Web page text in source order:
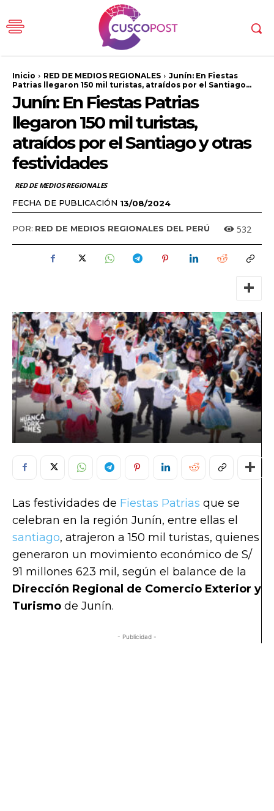
Inicio RED DE MEDIOS REGIONALES
Junín: En Fiestas
Patrias llegaron 150 mil turistas, atraídos por el Santiago...
Junín: En Fiestas Patrias
llegaron 150 mil turistas,
atraídos por el Santiago y otras
festividades
RED DE MEDIOS REGIONALES
FECHA DE PUBLICACIÓN 13/08/2024
POR: RED DE MEDIOS REGIONALES DEL PERÚ 532
Las festividades de Fiestas Patrias que se
celebran en la región Junín, entre ellas el
santiago, atrajeron a 150 mil turistas, quienes
generaron un movimiento económico de S/
91 millones 623 mil, según el balance de la
Dirección Regional de Comercio Exterior y
Turismo de Junín.
- Publicidad -